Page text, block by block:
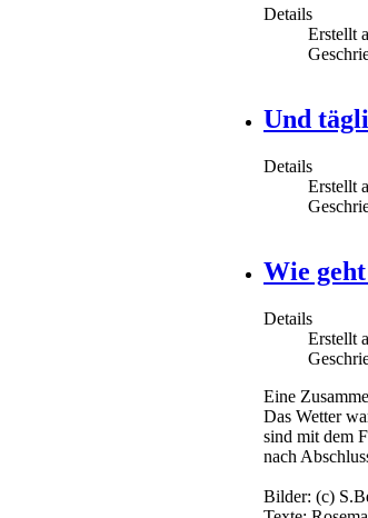
Details
Erstellt
Und
Details
Erstellt
Wie
Details
Erstellt
Eine
Das Wetter
sind mit dem
nach
Bilder: (c)